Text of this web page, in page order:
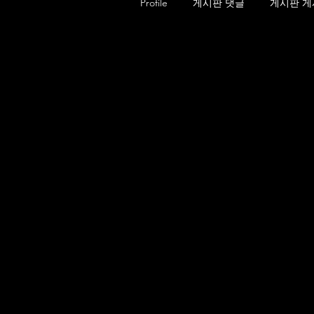
Profile 게시판 댓글 게시판